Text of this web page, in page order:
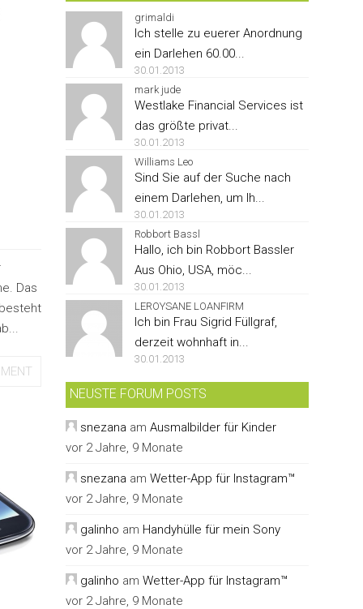
Das
grimaldi
Ich stelle zu euerer Anordnung
ein Darlehen 60.00...
30.01.2013
mark jude
Westlake Financial Services ist
das größte privat...
30.01.2013
Williams Leo
Sind Sie auf der Suche nach
einem Darlehen, um Ih...
30.01.2013
Robbort Bassl
Hallo, ich bin Robbort Bassler
Aus Ohio, USA, möc...
30.01.2013
LEROYSANE LOANFIRM
Ich bin Frau Sigrid Füllgraf,
derzeit wohnhaft in...
30.01.2013
NEUSTE FORUM POSTS
snezana am Ausmalbilder für Kinder
vor 2 Jahre, 9 Monate
snezana am Wetter-App für Instagram™
vor 2 Jahre, 9 Monate
galinho am Handyhülle für mein Sony
vor 2 Jahre, 9 Monate
galinho am Wetter-App für Instagram™
vor 2 Jahre, 9 Monate